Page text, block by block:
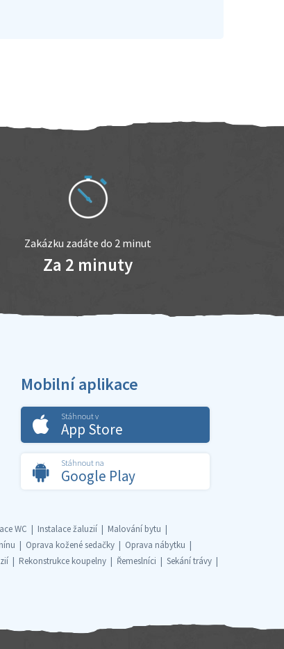
Zakázku zadáte do 2 minut
Za 2 minuty
Mobilní aplikace
Stáhnout v
App Store
Stáhnout na
Google Play
WC Instalace žaluzií
Malování bytu
Oprava kožené sedačky
Oprava nábytku
Rekonstrukce koupelny Řemeslníci
Sekání trávy